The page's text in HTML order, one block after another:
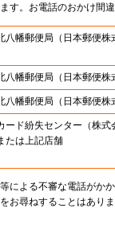
。お電話のおかけ間違
八幡郵便局 （日本郵便株
八幡郵便局 （日本郵便株
八幡郵便局 （日本郵便株
ード紛失センター （株
たは上記店舗
による不審な電話がか
お尋ねすることはありま